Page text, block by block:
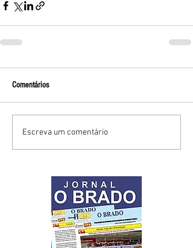
Comentários
Escreva um comentário